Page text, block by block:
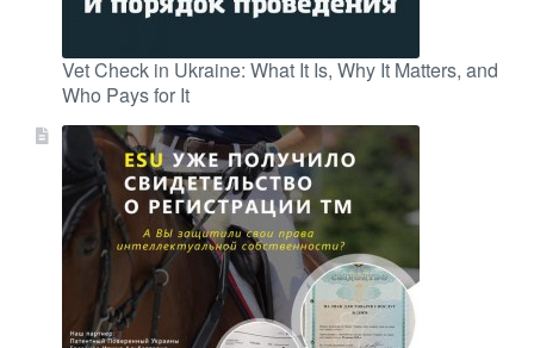
Vet Check in Ukraine: What It Is, Why It Matters, and
Who Pays for It